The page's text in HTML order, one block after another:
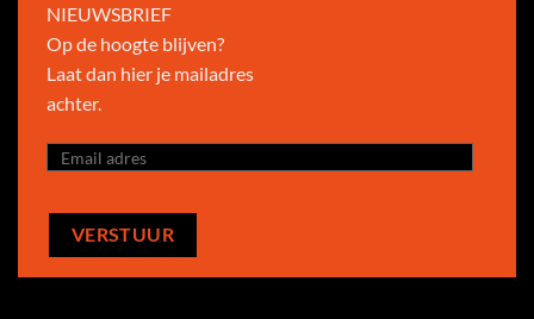
NIEUWSBRIEF
Op de hoogte blijven?
Laat dan hier je mailadres
achter.